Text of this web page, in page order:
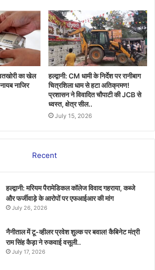
का खेल
नाजिर
हल्द्वानी: CM धामी के निर्देश पर रानीबाग
चित्रशिला धाम से हटा अतिक्रमण!
प्रशासन ने विवादित चौपाटी की JCB से
ध्वस्त, क्षेत्र सील..
July 15, 2026
Recent
हल्द्वानी: मरियम पैरामेडिकल कॉलेज विवाद गहराया, कब्जे
और फर्जीवाड़े के आरोपों पर एफआईआर की मांग
July 26, 2026
नैनीताल में टू-व्हीलर प्रवेश शुल्क पर बवाल! कैबिनेट मंत्री
राम सिंह कैड़ा ने रुकवाई वसूली..
July 17, 2026